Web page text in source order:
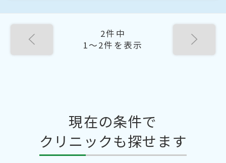
2件中
1〜2件を表示
現在の条件で
クリニックも探せます